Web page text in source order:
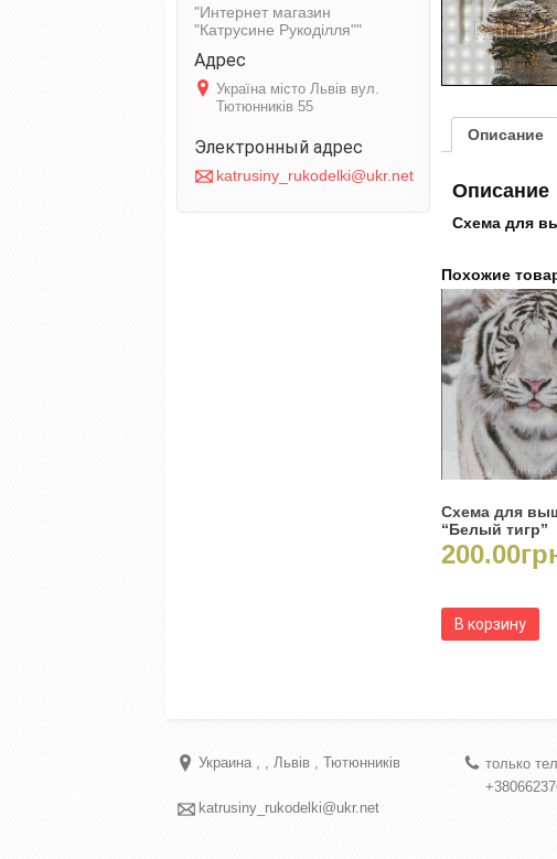
Описание
Описание
Схема для
Похожие
Схема для
“Белый тигр”
200.00
В корзину
Интернет магазин
"Катрусине Рукоділля"
Україна місто Львів вул.
Тютюнників 55
katrusiny_rukodelki@ukr.net
Украина Львів Тютюнників
katrusiny_rukodelki@ukr.net
только